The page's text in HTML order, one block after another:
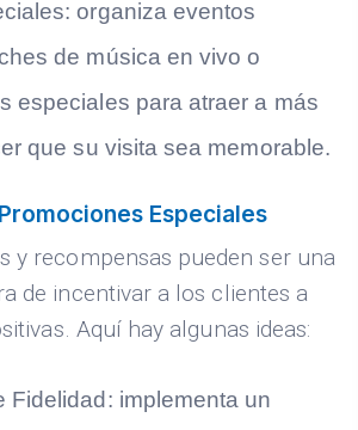
organiza eventos
de música en vivo o
especiales para atraer a más
que su visita sea memorable.
Especiales
y recompensas pueden ser una
de incentivar a los clientes a
Aquí hay algunas ideas:
Fidelidad: implementa un